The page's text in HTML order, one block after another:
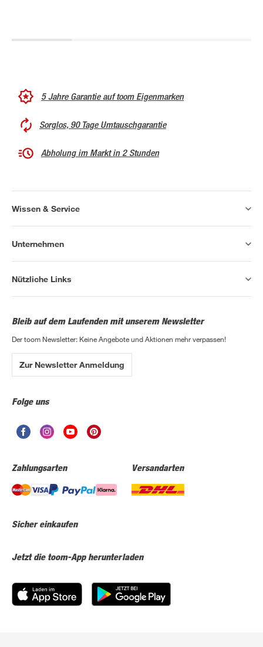
5 Jahre Garantie auf toom Eigenmarken
Sorglos, 90 Tage Umtauschgarantie
Abholung im Markt in 2 Stunden
Wissen & Service
Unternehmen
Nützliche Links
Bleib auf dem Laufenden mit unserem Newsletter
Der toom Newsletter: Keine Angebote und Aktionen mehr verpassen!
Zur Newsletter Anmeldung
Folge uns
Zahlungsarten Versandarten
Sicher einkaufen
Jetzt die toom-App herunterladen